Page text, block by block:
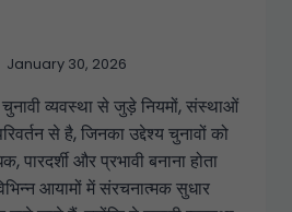
January 30, 2026
व्यवस्था से जुड़े नियमों, संस्थाओं
से है, जिनका उद्देश्य चुनावों को
पारदर्शी और प्रभावी बनाना होता
आयामों में संरचनात्मक सुधार